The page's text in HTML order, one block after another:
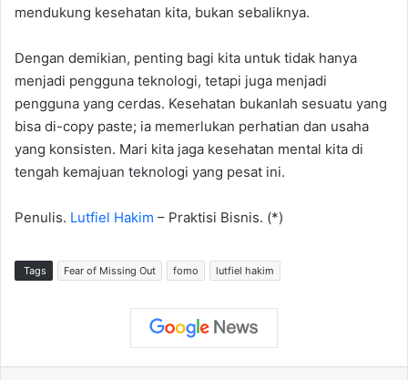
mendukung kesehatan kita, bukan sebaliknya.
Dengan demikian, penting bagi kita untuk tidak hanya
menjadi pengguna teknologi, tetapi juga menjadi
pengguna yang cerdas. Kesehatan bukanlah sesuatu yang
bisa di-copy paste; ia memerlukan perhatian dan usaha
yang konsisten. Mari kita jaga kesehatan mental kita di
tengah kemajuan teknologi yang pesat ini.
Penulis. Lutfiel Hakim – Praktisi Bisnis. (*)
Tags Fear of Missing Out fomo lutfiel hakim